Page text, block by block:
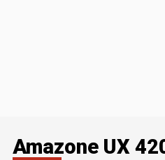
Amazone UX